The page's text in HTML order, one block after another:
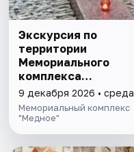
Экскурсия по
территории
Мемориального
комплекса
"Медное"
9 декабря 2026 • среда
Мемориальный комплекс
"Медное"